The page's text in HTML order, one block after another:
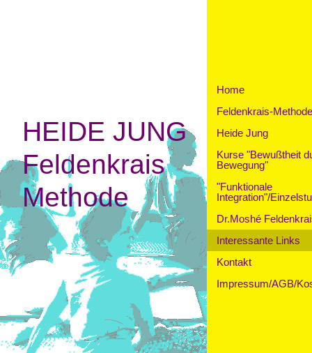
HEIDE JUNG
Feldenkrais
Methode
Home
Feldenkrais-Methode
Heide Jung
Kurse "Bewußtheit
Bewegung"
"Funktionale
Integration"/
Dr.Moshé
Interessante Links
Kontakt
Impressum/AGB/